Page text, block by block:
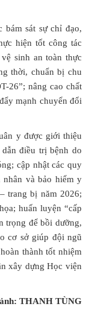
sát sự chỉ đạo,
hiện tốt công tác
sinh an toàn thực
thời, chuẩn bị chu
26”; nâng cao chất
mạnh chuyển đổi
y được giới thiệu
điều trị bệnh do
cập nhật các quy
và bảo hiểm y
trang bị năm 2026;
huấn luyện “cấp
trọng để bồi dưỡng,
cơ sở giúp đội ngũ
thành tốt nhiệm
xây dựng Học viện
THANH TÙNG